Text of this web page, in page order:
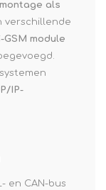
als
verschillende
GSM module
IP-
en CAN-bus